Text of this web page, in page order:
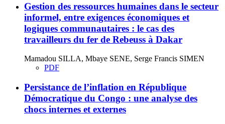
Gestion des ressources humaines dans le secteur
informel, entre exigences économiques et
logiques communautaires : le cas des
travailleurs du fer de Rebeuss à Dakar
Mamadou SILLA, Mbaye SENE, Serge Francis SIMEN
PDF
Persistance de l’inflation en République
Démocratique du Congo : une analyse des
chocs internes et externes